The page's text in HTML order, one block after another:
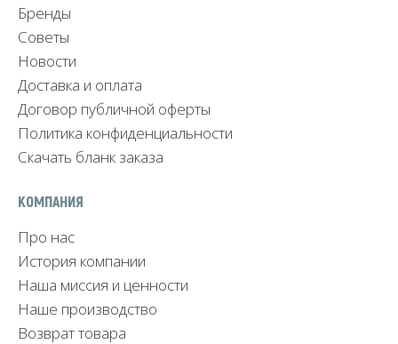
Бренды
Советы
Новости
Доставка и оплата
Договор публичной оферты
Политика конфиденциальности
Скачать бланк заказа
КОМПАНИЯ
Про нас
История компании
Наша миссия и ценности
Наше производство
Возврат товара